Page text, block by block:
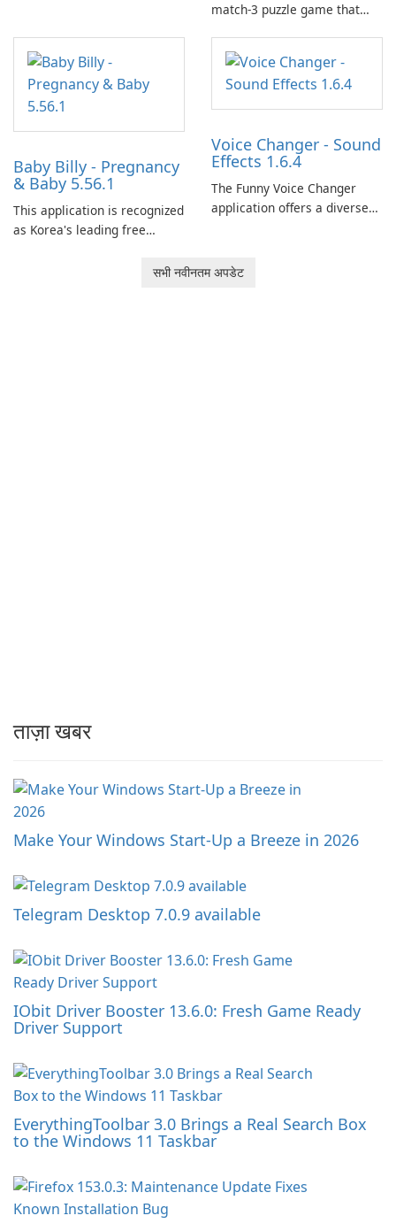
match-3 puzzle game that
and her charming corgi,
Ollie, on an adventurous
journey across diverse
landscapes.
Baby Billy - Pregnancy
& Baby 5.56.1
This application is recognized
as Korea's leading free
Voice Changer - Sound
Effects 1.6.4
The Funny Voice Changer
application offers a diverse
users with robust
सभी नवीनतम अपडेट
ताज़ा खबर
Make Your Windows Start-Up a Breeze in 2026
Telegram Desktop 7.0.9 available
IObit Driver Booster 13.6.0: Fresh Game Ready
Driver Support
EverythingToolbar 3.0 Brings a Real Search Box
to the Windows 11 Taskbar